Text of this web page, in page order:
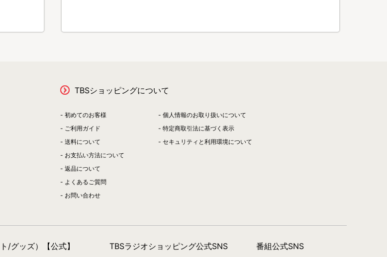
TBSショッピングについて
初めてのお客様
ご利用ガイド
送料について
お支払い方法について
返品について
よくあるご質問
お問い合わせ
個人情報のお取り扱いについて
特定商取引法に基づく表示
セキュリティと利用環境について
/グッズ）【公式】 TBSラジオショッピング公式SNS 番組公式SNS